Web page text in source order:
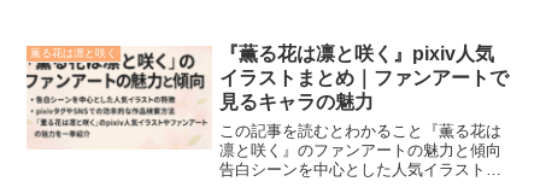
のアニメが2025年夏に放送スタートしま
す。TOKYO M...
薫る花は凛と咲く
『薫る花は凛と咲く』pixiv人気
イラストまとめ｜ファンアートで
見るキャラの魅力
この記事を読むとわかること『薫る花は
凛と咲く』のファンアートの魅力と傾向
告白シーンを中心とした人気イラストの